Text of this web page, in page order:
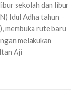
sekolah dan libur
Idul Adha tahun
membuka rute baru
melakukan
Aji